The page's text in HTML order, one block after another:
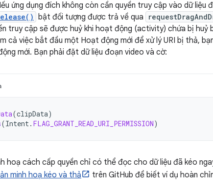
ứng dụng đích không còn cần quyền truy cập vào dữ liệu
bật đối tượng được trả về qua
truy cập sẽ được huỷ khi hoạt động (activity) chứa bị huỷ
cả việc bắt đầu một Hoạt động mới để xử lý URI bị thả,
mới. Bạn phải đặt dữ liệu đoạn video và cờ:
(clipData)
(Intent. FLAG_GRANT_READ_URI_PERMISSION)
hoạ cách cấp quyền chỉ có thể đọc cho dữ liệu đã kéo
minh hoạ kéo và thả trên GitHub để biết ví dụ hoàn